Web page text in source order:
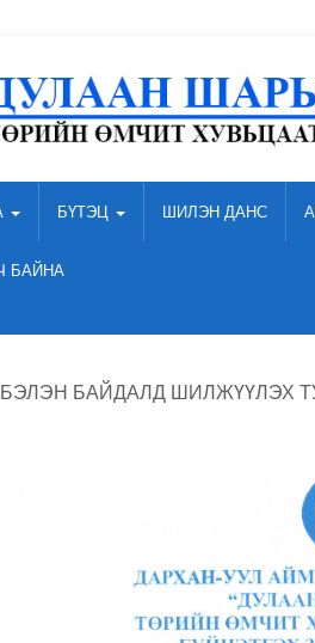
БҮТЭЦ ШИЛЭН ДАНС
БАЙНА
БАЙДАЛД ШИЛЖҮҮЛЭХ